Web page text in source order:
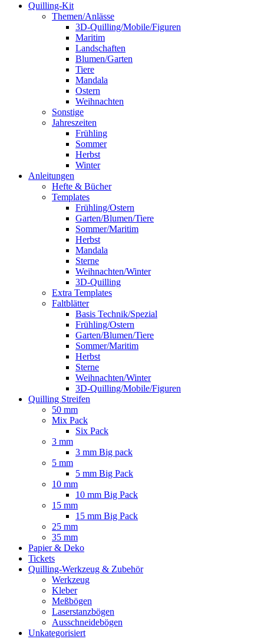
Quilling-Kit
Themen/Anlässe
3D-Quilling/Mobile/Figuren
Maritim
Landschaften
Blumen/Garten
Tiere
Mandala
Ostern
Weihnachten
Sonstige
Jahreszeiten
Frühling
Sommer
Herbst
Winter
Anleitungen
Hefte & Bücher
Templates
Frühling/Ostern
Garten/Blumen/Tiere
Sommer/Maritim
Herbst
Mandala
Sterne
Weihnachten/Winter
3D-Quilling
Extra Templates
Faltblätter
Basis Technik/Spezial
Frühling/Ostern
Garten/Blumen/Tiere
Sommer/Maritim
Herbst
Sterne
Weihnachten/Winter
3D-Quilling/Mobile/Figuren
Quilling Streifen
50 mm
Mix Pack
Six Pack
3 mm
3 mm Big pack
5 mm
5 mm Big Pack
10 mm
10 mm Big Pack
15 mm
15 mm Big Pack
25 mm
35 mm
Papier & Deko
Tickets
Quilling-Werkzeug & Zubehör
Werkzeug
Kleber
Meßbögen
Laserstanzbögen
Ausschneidebögen
Unkategorisiert